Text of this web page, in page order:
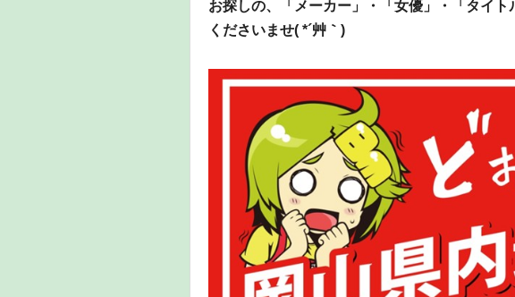
お探しの、「メーカー」・「女優」・「タイ
くださいませ( *´艸｀)